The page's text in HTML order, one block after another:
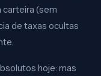
carteira (sem
de taxas ocultas
hoje: mas